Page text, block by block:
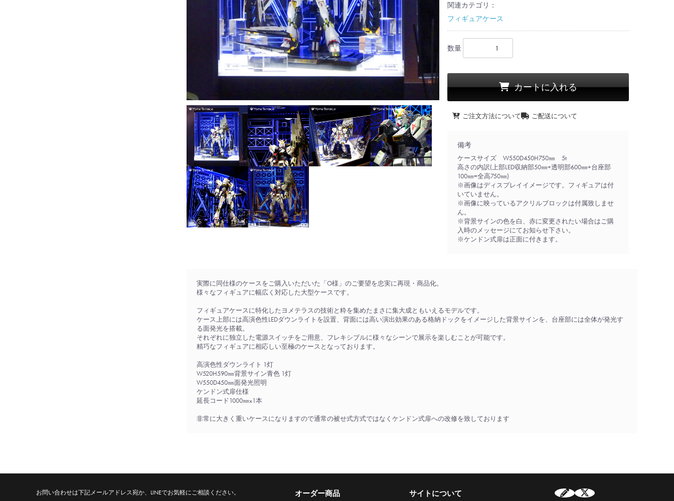
関連カテゴリ：
フィギュアケース
数量
カートに入れる
ご注文方法について ご配送について
備考
ケースサイズ W550D450H750㎜ 5t
高さの内訳(上部LED収納部50㎜+透明部600㎜+台座部
100㎜=全高750㎜)
※画像はディスプレイイメージです。フィギュアは付
いていません。
※画像に映っているアクリルブロックは付属致しませ
ん。
※背景サインの色を白、赤に変更されたい場合はご購
入時のメッセージにてお知らせ下さい。
※ケンドン式扉は正面に付きます。
実際に同仕様のケースをご購入いただいた「O様」のご要望を忠実に再現・商品化。
様々なフィギュアに幅広く対応した大型ケースです。
フィギュアケースに特化したヨメテラスの技術と粋を集めたまさに集大成ともいえるモデルです。
ケース上部には高演色性LEDダウンライトを設置、背面には高い演出効果のある格納ドックをイメージした背景サインを、台座部には全体が発光す
る面発光を搭載。
それぞれに独立した電源スイッチをご用意、フレキシブルに様々なシーンで展示を楽しむことが可能です。
精巧なフィギュアに相応しい至極のケースとなっております。
高演色性ダウンライト 1灯
W520H590㎜背景サイン青色 1灯
W550D450㎜面発光照明
ケンドン式扉仕様
延長コード1000㎜x1本
非常に大きく重いケースになりますので通常の被せ式方式ではなくケンドン式扉への改修を致しております
お問い合わせは下記メールアドレス宛か、 LINEでお気軽にご相談ください。 オーダー商品 サイトについて